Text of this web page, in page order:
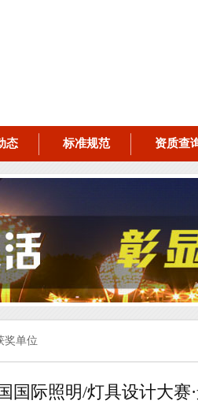
态 标准规范 资质查
奖单位
国际照明/灯具设计大赛